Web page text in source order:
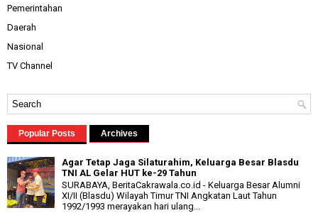
Pemerintahan
Daerah
Nasional
TV Channel
Popular Posts Archives
Agar Tetap Jaga Silaturahim, Keluarga Besar Blasdu
TNI AL Gelar HUT ke-29 Tahun
SURABAYA, BeritaCakrawala.co.id - Keluarga Besar Alumni
XI/II (Blasdu) Wilayah Timur TNI Angkatan Laut Tahun
1992/1993 merayakan hari ulang...